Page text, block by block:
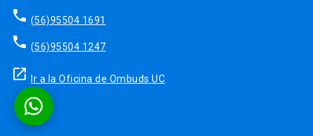
phone (56)95504 1691
phone (56)95504 1247
launch Ir a la Oficina de Ombuds UC